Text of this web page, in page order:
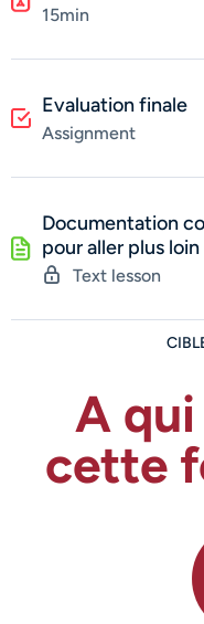
15min
Evaluation finale
Assignment
Documentation
pour aller plus loin
Text lesson
A
cette